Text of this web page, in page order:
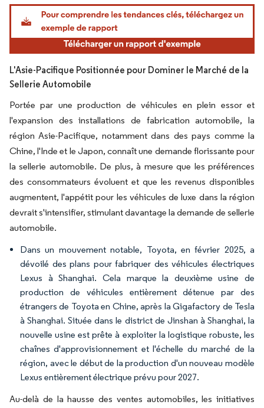
Image © Mordor Intelligence. La réutilisation nécessite une attribution sous CC BY
L'Asie-Pacifique Positionnée pour Dominer le Marché de la
Sellerie Automobile
Portée par une production de véhicules en plein essor et
l'expansion des installations de fabrication automobile, la
région Asie-Pacifique, notamment dans des pays comme la
Chine, l'Inde et le Japon, connaît une demande florissante pour
la sellerie automobile. De plus, à mesure que les préférences
des consommateurs évoluent et que les revenus disponibles
augmentent, l'appétit pour les véhicules de luxe dans la région
devrait s'intensifier, stimulant davantage la demande de sellerie
automobile.
Dans un mouvement notable, Toyota, en février 2025, a
dévoilé des plans pour fabriquer des véhicules électriques
Lexus à Shanghai. Cela marque la deuxième usine de
production de véhicules entièrement détenue par des
étrangers de Toyota en Chine, après la Gigafactory de Tesla
à Shanghai. Située dans le district de Jinshan à Shanghai, la
nouvelle usine est prête à exploiter la logistique robuste, les
chaînes d'approvisionnement et l'échelle du marché de la
région, avec le début de la production d'un nouveau modèle
Lexus entièrement électrique prévu pour 2027.
Au-delà de la hausse des ventes automobiles, les initiatives